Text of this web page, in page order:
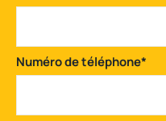
Numéro de téléphone*